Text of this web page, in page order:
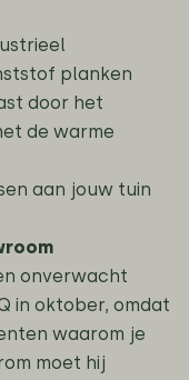
planken
door het
de warme
aan jouw tuin
onverwacht
in oktober, omdat
waarom je
moet hij